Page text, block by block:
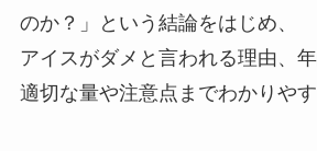
のか？」という結論をはじめ、
アイスがダメと言われる理由、年
適切な量や注意点までわかりやす